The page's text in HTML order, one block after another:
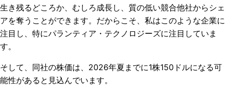
生き残るどころか、むしろ成長し、質の低い競合他社からシェ
アを奪うことができます。だからこそ、私はこのような企業に
注目し、特にパランティア・テクノロジーズに注目していま
す。
そして、同社の株価は、2026年夏までに1株150ドルになる可
能性があると見込んでいます。